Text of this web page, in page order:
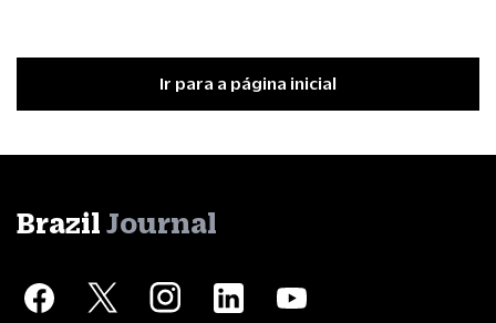
Ir para a página inicial
Brazil Journal